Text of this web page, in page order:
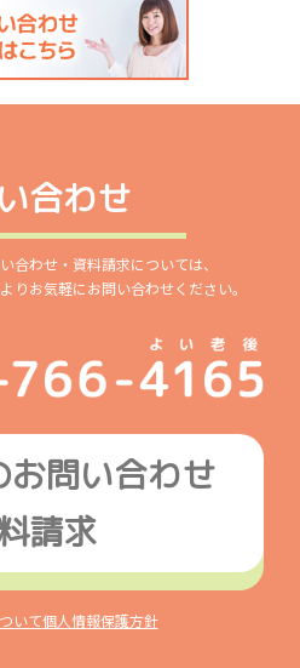
合わせ
合わせ・資料請求については、
りお気軽にお問い合わせください。
お問い合わせ
請求
いて個人情報保護方針